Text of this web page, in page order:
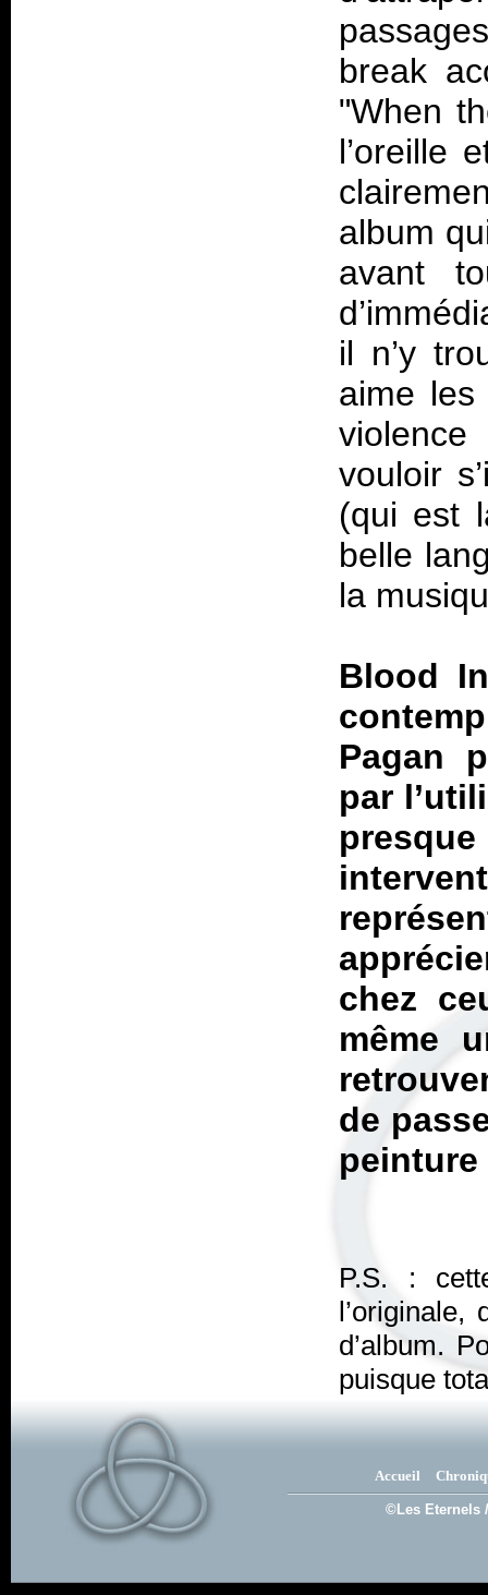
break
"When
l’oreille
album
avant
il n’y
aime les
vouloir
(qui est
belle
la
Blood
Pagan
par
chez
même
de
P.S. :
l’originale,
d’album.
puisque
Accueil
©Les Eternels